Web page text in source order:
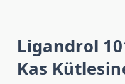
Ligandrol
Kas